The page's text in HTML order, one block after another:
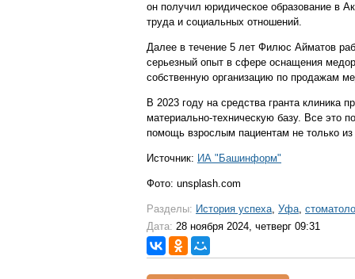
он получил юридическое образование в
труда и социальных отношений.
Далее в течение 5 лет Филюс Айматов
серьезный опыт в сфере оснащения
собственную организацию по продажам
В 2023 году на средства гранта клиника
материально-техническую базу. Все это
помощь взрослым пациентам не только
Источник: ИА "Башинформ"
Фото: unsplash.com
Разделы: История успеха, Уфа,
Дата: 28 ноября 2024, четверг 09:31